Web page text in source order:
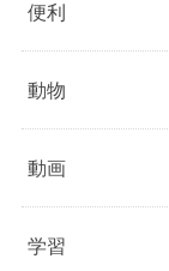
便利
動物
動画
学習